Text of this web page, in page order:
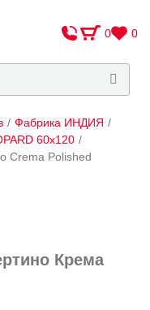
0 0
/ Фабрика ИНДИЯ /
60x120 /
Crema Polished
Крема